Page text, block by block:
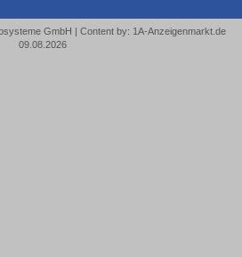
GmbH | Content by: 1A-Anzeigenmarkt.de
09.08.2026